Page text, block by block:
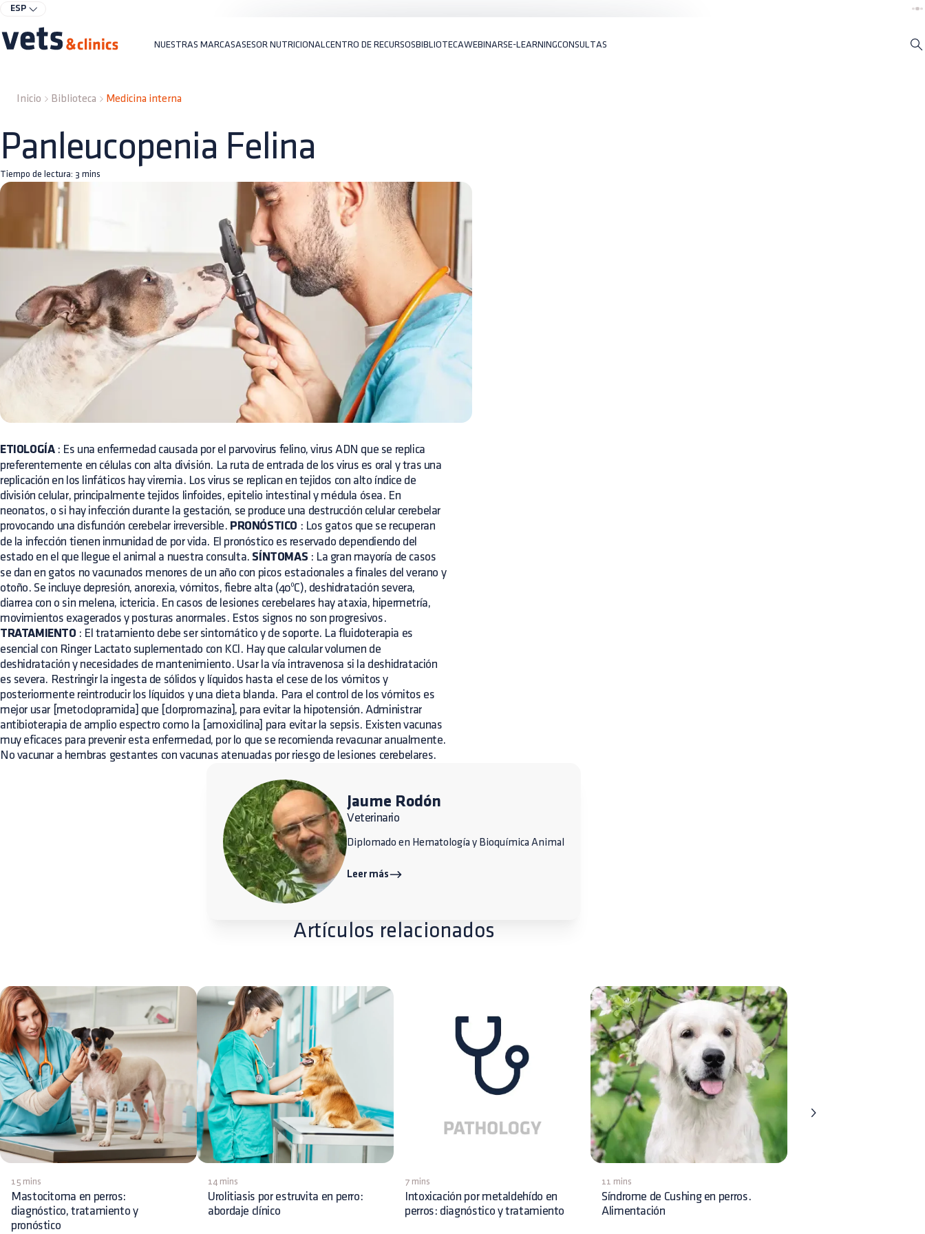
ESP
NUESTRAS MARCASASESOR NUTRICIONAL CENTRO DE RECURSOSBIBLIOTECAWEBINARSE-LEARNINGCONSULTAS
Inicio Biblioteca Medicina interna
Panleucopenia Felina
Tiempo de lectura: 3 mins
ETIOLOGÍA: Es una enfermedad causada por el parvovirus felino, virus ADN que se replica
preferentemente en células con alta división. La ruta de entrada de los virus es oral y tras una
replicación en los linfáticos hay viremia. Los virus se replican en tejidos con alto índice de
división celular, principalmente tejidos linfoides, epitelio intestinal y médula ósea. En
neonatos, o si hay infección durante la gestación, se produce una destrucción celular cerebelar
provocando una disfunción cerebelar irreversible. PRONÓSTICO : Los gatos que se recuperan
de la infección tienen inmunidad de por vida. El pronóstico es reservado dependiendo del
estado en el que llegue el animal a nuestra consulta. SÍNTOMAS : La gran mayoría de casos
se dan en gatos no vacunados menores de un año con picos estacionales a finales del verano y
otoño. Se incluye depresión, anorexia, vómitos, fiebre alta (40ºC), deshidratación severa,
diarrea con o sin melena, ictericia. En casos de lesiones cerebelares hay ataxia, hipermetría,
movimientos exagerados y posturas anormales. Estos signos no son progresivos.
TRATAMIENTO : El tratamiento debe ser sintomático y de soporte. La fluidoterapia es
esencial con Ringer Lactato suplementado con KCl. Hay que calcular volumen de
deshidratación y necesidades de mantenimiento. Usar la vía intravenosa si la deshidratación
es severa. Restringir la ingesta de sólidos y líquidos hasta el cese de los vómitos y
posteriormente reintroducir los líquidos y una dieta blanda. Para el control de los vómitos es
mejor usar [metoclopramida] que [clorpromazina], para evitar la hipotensión. Administrar
antibioterapia de amplio espectro como la [amoxicilina] para evitar la sepsis. Existen vacunas
muy eficaces para prevenir esta enfermedad, por lo que se recomienda revacunar anualmente.
No vacunar a hembras gestantes con vacunas atenuadas por riesgo de lesiones cerebelares.
Jaume Rodón
Veterinario
Diplomado en Hematología y Bioquímica Animal
Leer más
Artículos relacionados
15 mins
Mastocitoma en perros:
diagnóstico, tratamiento y
pronóstico
14 mins
Urolitiasis por estruvita en perro:
abordaje clínico
7 mins
Intoxicación por metaldehído en
perros: diagnóstico y tratamiento
11 mins
Síndrome de Cushing en perros.
Alimentación